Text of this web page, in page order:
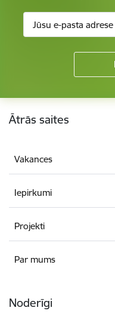
Kājene
Ātrās saites
Vakances
Iepirkumi
Projekti
Par mums
Noderīgi